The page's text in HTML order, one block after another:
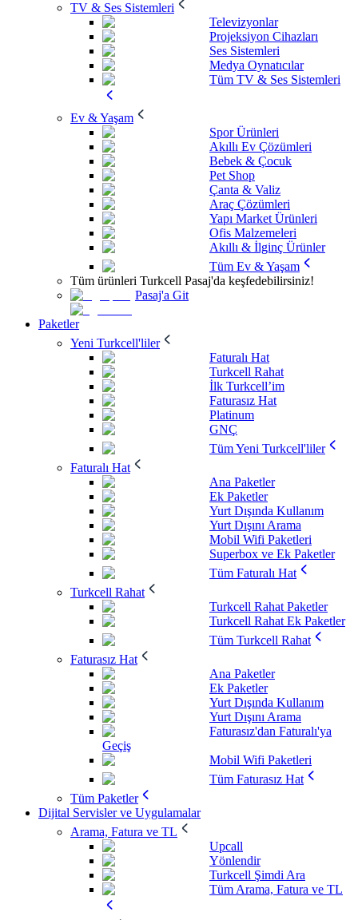
TV & Ses Sistemleri
Televizyonlar
Projeksiyon Cihazları
Ses Sistemleri
Medya Oynatıcılar
Tüm TV & Ses Sistemleri
Ev & Yaşam
Spor Ürünleri
Akıllı Ev Çözümleri
Bebek & Çocuk
Pet Shop
Çanta & Valiz
Araç Çözümleri
Yapı Market Ürünleri
Ofis Malzemeleri
Akıllı & İlginç Ürünler
Tüm Ev & Yaşam
Tüm ürünleri Turkcell Pasaj'da keşfedebilirsiniz!
Pasaj'a Git
Paketler
Yeni Turkcell'liler
Faturalı Hat
Turkcell Rahat
İlk Turkcell’im
Faturasız Hat
Platinum
GNÇ
Tüm Yeni Turkcell'liler
Faturalı Hat
Ana Paketler
Ek Paketler
Yurt Dışında Kullanım
Yurt Dışını Arama
Mobil Wifi Paketleri
Superbox ve Ek Paketler
Tüm Faturalı Hat
Turkcell Rahat
Turkcell Rahat Paketler
Turkcell Rahat Ek Paketler
Tüm Turkcell Rahat
Faturasız Hat
Ana Paketler
Ek Paketler
Yurt Dışında Kullanım
Yurt Dışını Arama
Faturasız'dan Faturalı'ya
Geçiş
Mobil Wifi Paketleri
Tüm Faturasız Hat
Tüm Paketler
Dijital Servisler ve Uygulamalar
Arama, Fatura ve TL
Upcall
Yönlendir
Turkcell Şimdi Ara
Tüm Arama, Fatura ve TL